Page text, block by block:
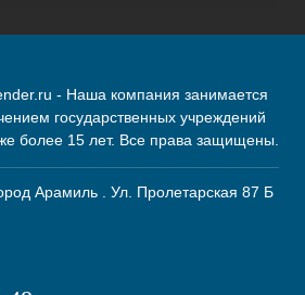
- Наша компания занимается
государственных учреждений
более 15 лет. Все права защищены.
Арамиль . Ул. Пролетарская 87 Б